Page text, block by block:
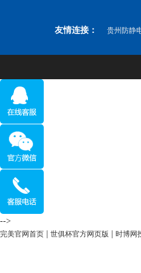
友情连接： 贵州防静
-->
完美官网首页 世俱杯官方网页版 时博网